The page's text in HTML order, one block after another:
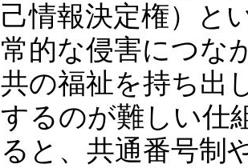
己情報決定権）と
常的な侵害につな
共の福祉を持ち出
するのが難しい仕
ると、共通番号制